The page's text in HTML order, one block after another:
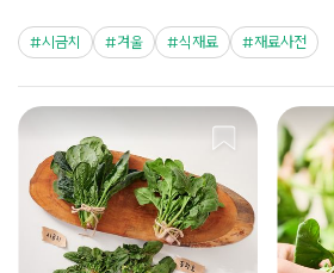
시금치 겨울 식재료 재료사전